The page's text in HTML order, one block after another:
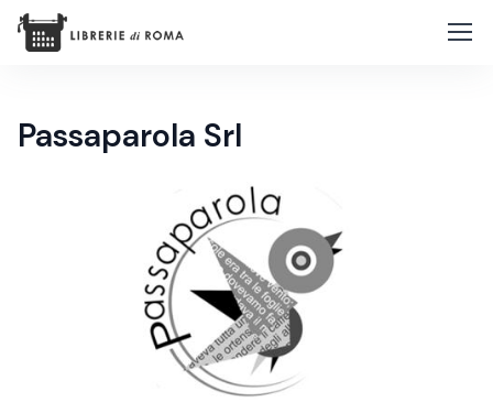
Passaparola Srl